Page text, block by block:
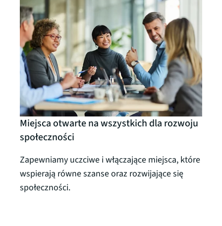
Miejsca otwarte na wszystkich dla rozwoju
społeczności
Zapewniamy uczciwe i włączające miejsca, które
wspierają równe szanse oraz rozwijające się
społeczności.